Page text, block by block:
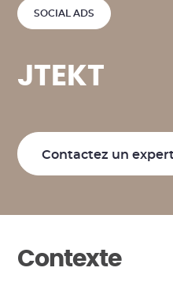
SOCIAL ADS
JT E KT
Contactez un
Contexte